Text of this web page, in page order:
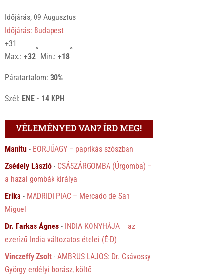
Időjárás, 09 Augusztus
Időjárás: Budapest
+31
Max.:+32
°
Min.:+18
°
Páratartalom:30%
Szél: ENE - 14 KPH
VÉLEMÉNYED VAN? ÍRD MEG!
Manitu - BORJÚAGY – paprikás szószban
Zsédely László - CSÁSZÁRGOMBA (Úrgomba) –
a hazai gombák királya
Erika - MADRIDI PIAC – Mercado de San
Miguel
Dr. Farkas Ágnes - INDIA KONYHÁJA – az
ezerízű India változatos ételei (É-D)
Vinczeffy Zsolt -AMBRUS LAJOS: Dr. Csávossy
György erdélyi borász, költő